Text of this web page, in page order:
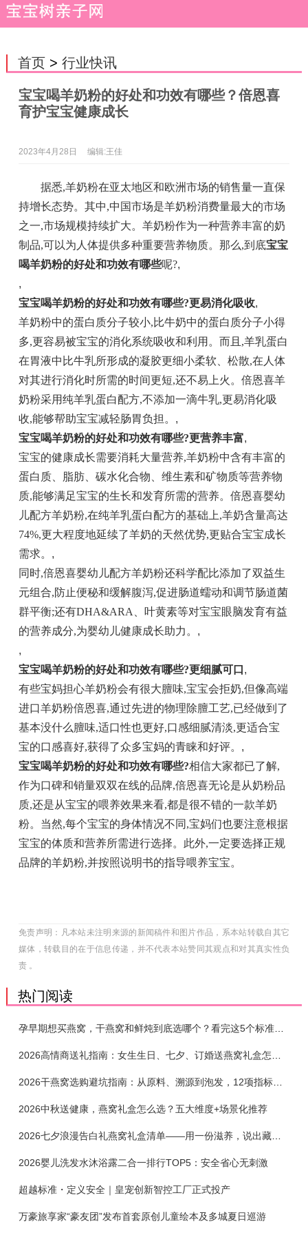
首页> 行业快讯
宝宝喝羊奶粉的好处和功效有哪些？倍恩喜
育护宝宝健康成长
2023年4月28日 编辑:王佳
据悉,羊奶粉在亚太地区和欧洲市场的销售量一直保
持增长态势。其中,中国市场是羊奶粉消费量最大的市场
之一,市场规模持续扩大。羊奶粉作为一种营养丰富的奶
制品,可以为人体提供多种重要营养物质。那么,到底宝宝
喝羊奶粉的好处和功效有哪些呢?,
,
宝宝喝羊奶粉的好处和功效有哪些?更易消化吸收,
羊奶粉中的蛋白质分子较小,比牛奶中的蛋白质分子小得
多,更容易被宝宝的消化系统吸收和利用。而且,羊乳蛋白
在胃液中比牛乳所形成的凝胶更细小柔软、松散,在人体
对其进行消化时所需的时间更短,还不易上火。倍恩喜羊
奶粉采用纯羊乳蛋白配方,不添加一滴牛乳,更易消化吸
收,能够帮助宝宝减轻肠胃负担。 ,
宝宝喝羊奶粉的好处和功效有哪些?更营养丰富,
宝宝的健康成长需要消耗大量营养,羊奶粉中含有丰富的
蛋白质、脂肪、碳水化合物、维生素和矿物质等营养物
质,能够满足宝宝的生长和发育所需的营养。倍恩喜婴幼
儿配方羊奶粉,在纯羊乳蛋白配方的基础上,羊奶含量高达
74%,更大程度地延续了羊奶的天然优势,更贴合宝宝成长
需求。 ,
同时,倍恩喜婴幼儿配方羊奶粉还科学配比添加了双益生
元组合,防止便秘和缓解腹泻,促进肠道蠕动和调节肠道菌
群平衡;还有DHA&ARA、叶黄素等对宝宝眼脑发育有益
的营养成分,为婴幼儿健康成长助力。 ,
,
宝宝喝羊奶粉的好处和功效有哪些?更细腻可口 ,
有些宝妈担心羊奶粉会有很大膻味,宝宝会拒奶,但像高端
进口羊奶粉倍恩喜,通过先进的物理除膻工艺,已经做到了
基本没什么膻味,适口性也更好,口感细腻清淡,更适合宝
宝的口感喜好,获得了众多宝妈的青睐和好评。 ,
宝宝喝羊奶粉的好处和功效有哪些?相信大家都已了解,
作为口碑和销量双双在线的品牌,倍恩喜无论是从奶粉品
质,还是从宝宝的喂养效果来看,都是很不错的一款羊奶
粉。当然,每个宝宝的身体情况不同,宝妈们也要注意根据
宝宝的体质和营养所需进行选择。此外,一定要选择正规
品牌的羊奶粉,并按照说明书的指导喂养宝宝。
免责声明：凡本站未注明来源的新闻稿件和图片作品，系本站转载自其它
媒体，转载目的在于信息传递，并不代表本站赞同其观点和对其真实性负
责 。
热门阅读
孕早期想买燕窝，干燕窝和鲜炖到底选哪个？看完这5个标准再下单
2026干燕窝选购避坑指南：从原料、溯源到泡发，12项指标判断靠谱燕窝
2026中秋送健康，燕窝礼盒怎么选？五大维度+场景化推荐
2026七夕浪漫告白礼燕窝礼盒清单——用一份滋养，说出藏在心底的爱
2026婴儿洗发水沐浴露二合一排行TOP5：安全省心无刺激
超越标准・定义安全｜皇宠创新智控工厂正式投产
万豪旅享家“豪友团”发布首套原创儿童绘本及多城夏日巡游